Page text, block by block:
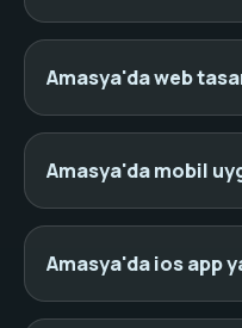
Amasya'da web
Amasya'da mobil
Amasya'da ios app